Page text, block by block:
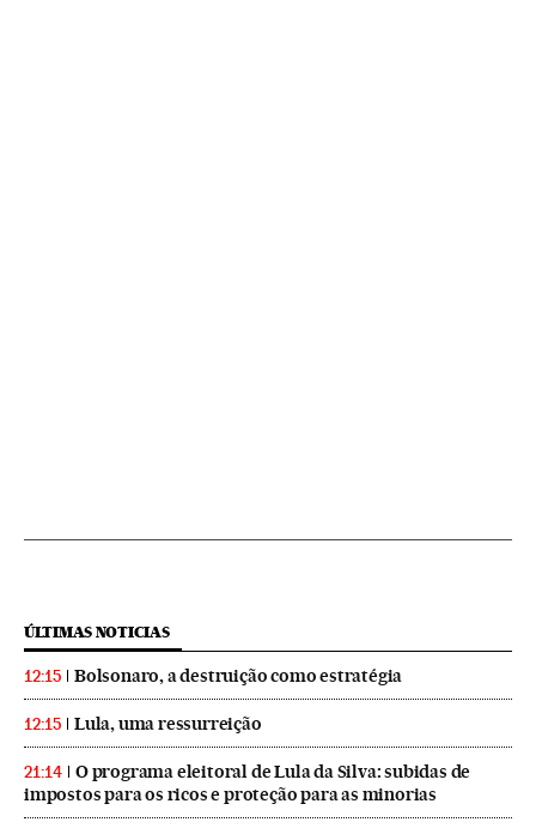
ÚLTIMAS NOTICIAS
12:15 Bolsonaro, a destruição como estratégia
12:15 Lula, uma ressurreição
21:14
O programa eleitoral de Lula da Silva: subidas de
impostos para os ricos e proteção para as minorias